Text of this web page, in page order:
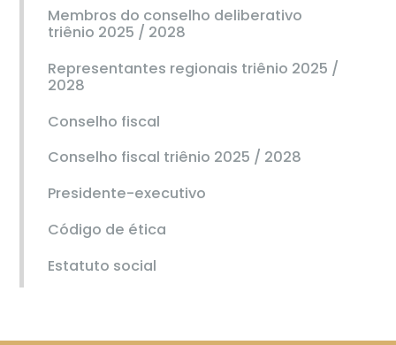
Membros do conselho deliberativo
triênio 2025 / 2028
Representantes regionais triênio 2025 /
2028
Conselho fiscal
Conselho fiscal triênio 2025 / 2028
Presidente-executivo
Código de ética
Estatuto social